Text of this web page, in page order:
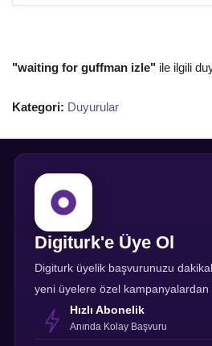
"waiting for guffman izle" ile ilgili
Kategori: Duyurular
Digiturk'e Üye Ol
Digiturk üyelik başvurunuzu
yeni üyelere özel kampanyalardan
Hızlı Abonelik
Anında Kolay Başvuru